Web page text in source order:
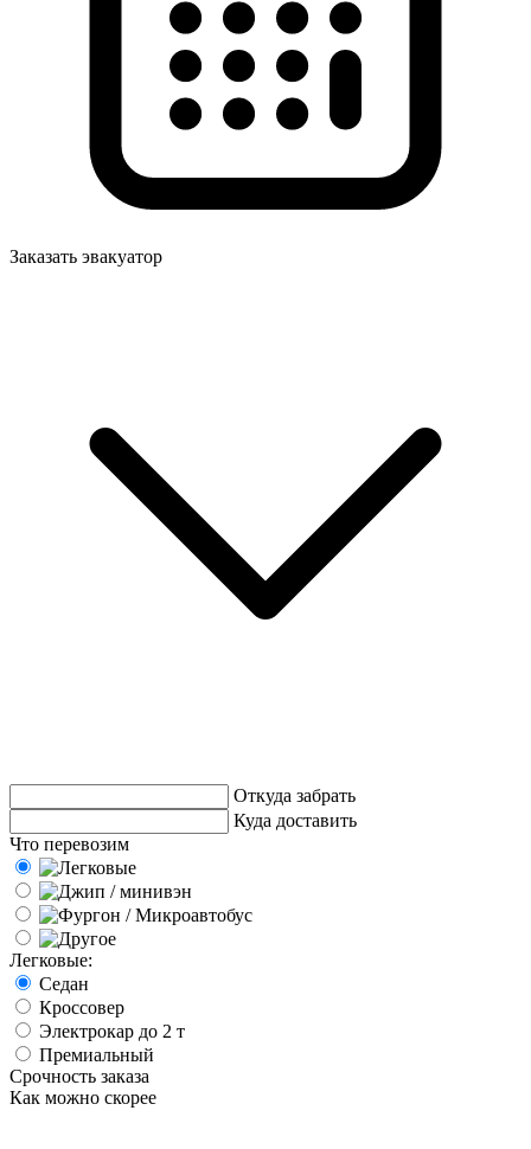
Заказать эвакуатор
Откуда забрать
Куда доставить
Что перевозим
Легковые:
Седан
Кроссовер
Электрокар до 2 т
Премиальный
Срочность заказа
Как можно скорее